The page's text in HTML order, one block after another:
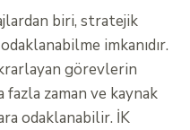
biri, stratejik
imkanıdır.
görevlerin
zaman ve kaynak
odaklanabilir. İK